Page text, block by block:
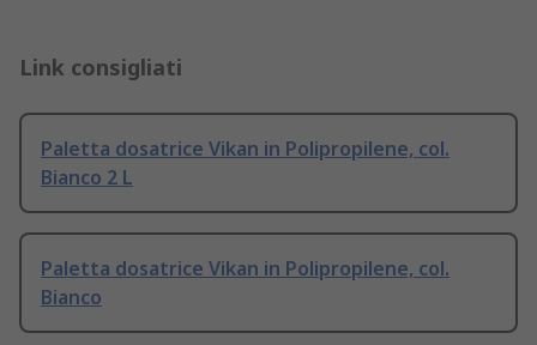
Link consigliati
Paletta dosatrice Vikan in Polipropilene, col.
Bianco 2 L
Paletta dosatrice Vikan in Polipropilene, col.
Bianco